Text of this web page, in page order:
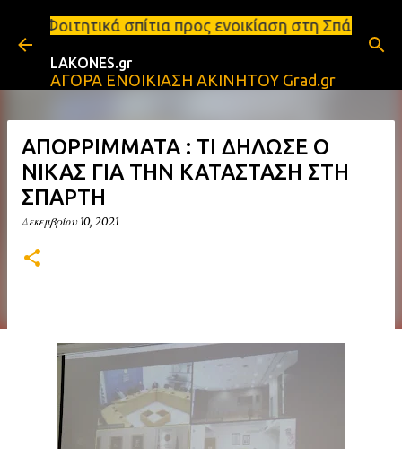
Μετάβαση στο κύριο περιεχόμενο
προς ενοικίαση στη Σπάρτη Ενοικιάσεις
LAKONES.gr
ΑΓΟΡΑ ΕΝΟΙΚΙΑΣΗ ΑΚΙΝΗΤΟΥ Grad.gr
ΑΠΟΡΡΙΜΜΑΤΑ : ΤΙ ΔΗΛΩΣΕ Ο
ΝΙΚΑΣ ΓΙΑ ΤΗΝ ΚΑΤΑΣΤΑΣΗ ΣΤΗ
ΣΠΑΡΤΗ
Δεκεμβρίου 10, 2021